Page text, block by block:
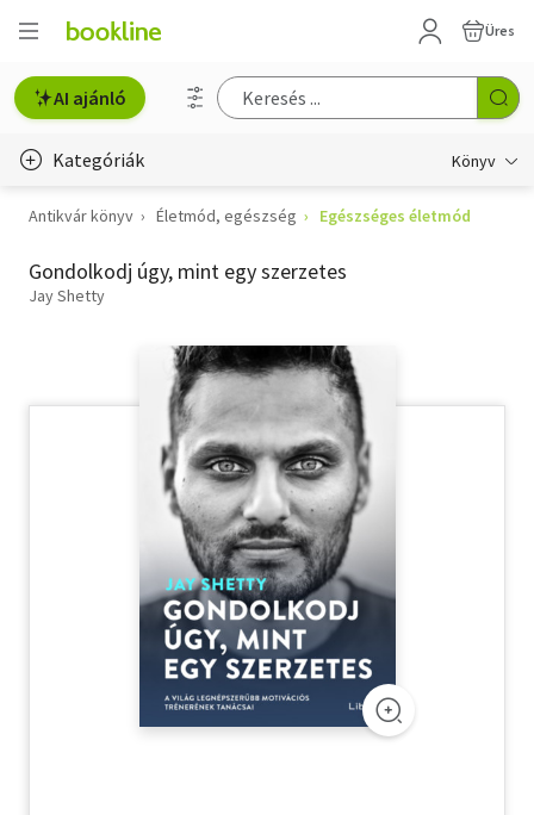
Üres
AI ajánló
Kategóriák Könyv
Életmód, egészség
Erotika
Szótár, nyelvkönyv
Tankönyv, segédkönyv
Társadalomtudomány
Természettudomány
Antikvár könyv Életmód, egészség Egészséges életmód
Gondolkodj úgy, mint egy szerzetes
Jay Shetty